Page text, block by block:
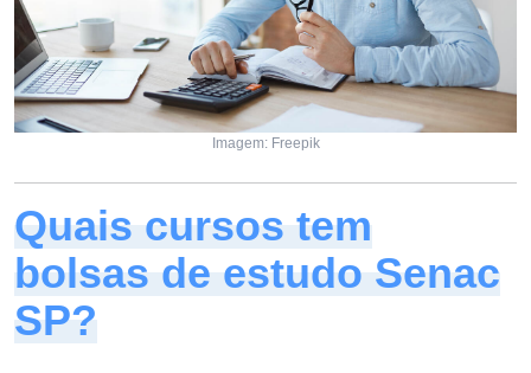
Imagem: Freepik
Quais cursos tem
bolsas de estudo Senac
SP?